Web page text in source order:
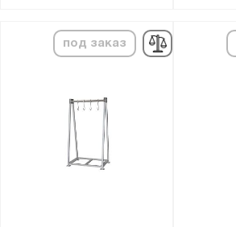
под заказ